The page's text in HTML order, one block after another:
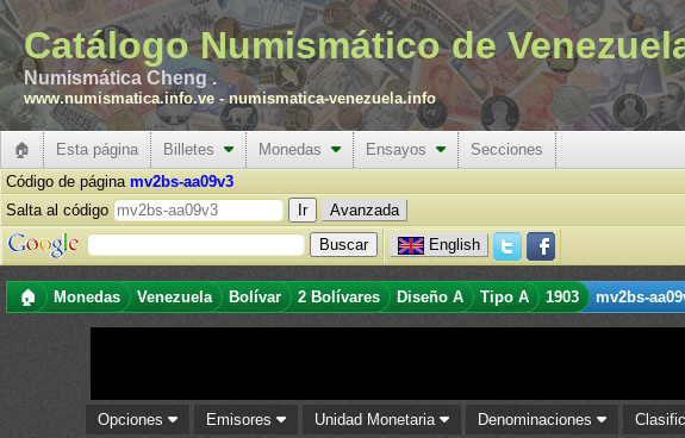
Catálogo Numismático de
Numismática Cheng .
www.numismatica.info.ve -numismatica-venezuela.info
🏠 Esta página Billetes Monedas Ensayos
Secciones
Código de página mv2bs-aa09v3
Salta al código
Avanzada
English
🏠 Monedas Venezuela Bolívar 2 Bolívares Diseño A Tipo A 1903 mv2bs-
Opciones Emisores Unidad Monetaria Denominaciones